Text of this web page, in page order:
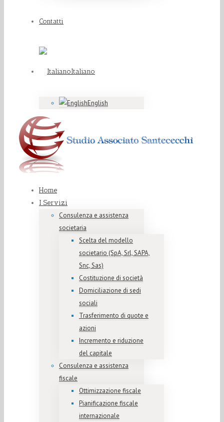
Contatti
Italiano
English
Home
I Servizi
Consulenza e assistenza
societaria
Scelta del modello
societario (SpA, Srl, SAPA,
Snc, Sas)
Costituzione di società
Domiciliazione di sedi
sociali
Trasferimento di quote e
azioni
Incremento e riduzione
del capitale
Consulenza e assistenza
fiscale
Ottimizzazione fiscale
Pianificazione fiscale
internazionale